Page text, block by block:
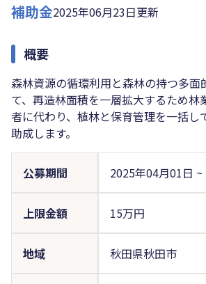
補助金2025年06月23日更新
概要
森林資源の循環利用と森林の持つ多面
て、再造林面積を一層拡大するため林
者に代わり、植林と保育管理を一括し
助成します。
公募期間 2025年04月01日 ~
上限金額 15万円
地域 秋田県秋田市